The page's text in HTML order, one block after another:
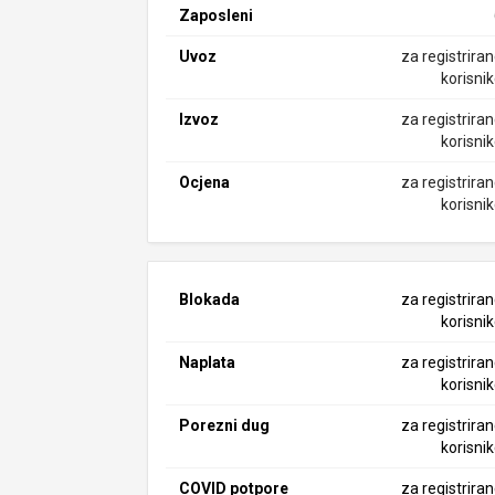
Zaposleni
Uvoz
za
Izvoz
za
Ocjena
za
Blokada
za
Naplata
za
Porezni dug
za
COVID potpore za